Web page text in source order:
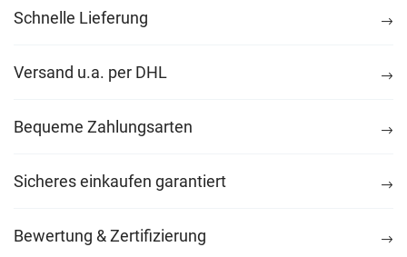
Schnelle Lieferung
Versand u.a. per DHL
Bequeme Zahlungsarten
Sicheres einkaufen garantiert
Bewertung & Zertifizierung